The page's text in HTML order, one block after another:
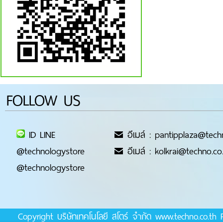
FOLLOW US
ID LINE
@technologystore
@technologystore
อีเมล์ :
อีเมล์ :
Copyright บริษัทเทคโนโลยี สโตร์ จำกัด